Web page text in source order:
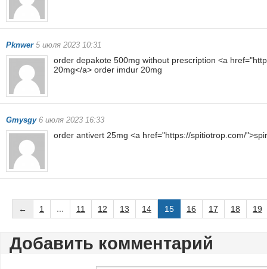
Pknwer5 июля 2023 10:31
order depakote 500mg without prescription <a
20mg</a> order imdur 20mg
Gmysgy6 июля 2023 16:33
order antivert 25mg <a href="https://spitiotrop.com/
← 1 ... 11 12 13 14 15 16 17 18 19
Добавить комментарий